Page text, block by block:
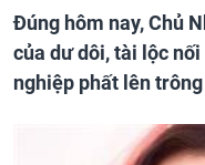
Đúng hôm nay, Chủ
của dư dôi, tài lộc
nghiệp phất lên